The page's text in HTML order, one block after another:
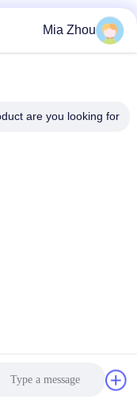
منطقة فوان
Mia Zhou
are you looking for?